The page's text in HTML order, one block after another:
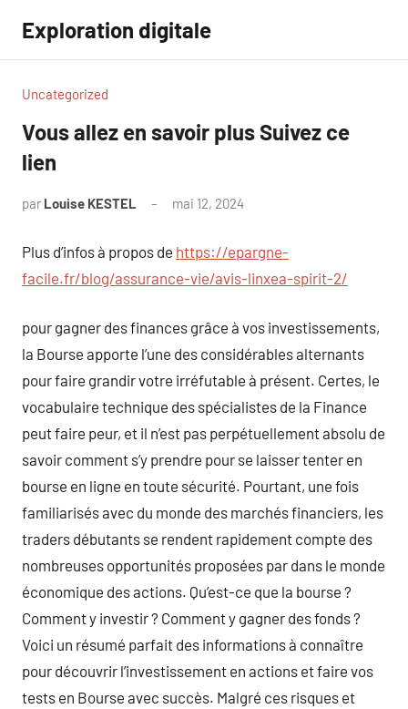
contenu
Exploration digitale
Uncategorized
Vous allez en savoir plus Suivez ce
lien
par Louise KESTEL mai 12, 2024
Plus d’infos à propos de https://epargne-
facile.fr/blog/assurance-vie/avis-linxea-spirit-2/
pour gagner des finances grâce à vos investissements,
la Bourse apporte l’une des considérables alternants
pour faire grandir votre irréfutable à présent. Certes, le
vocabulaire technique des spécialistes de la Finance
peut faire peur, et il n’est pas perpétuellement absolu de
savoir comment s’y prendre pour se laisser tenter en
bourse en ligne en toute sécurité. Pourtant, une fois
familiarisés avec du monde des marchés financiers, les
traders débutants se rendent rapidement compte des
nombreuses opportunités proposées par dans le monde
économique des actions. Qu’est-ce que la bourse ?
Comment y investir ? Comment y gagner des fonds ?
Voici un résumé parfait des informations à connaître
pour découvrir l’investissement en actions et faire vos
tests en Bourse avec succès. Malgré ces risques et